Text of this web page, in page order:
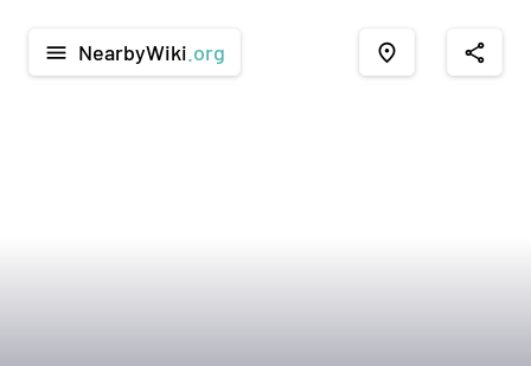
menu NearbyWiki .org place share